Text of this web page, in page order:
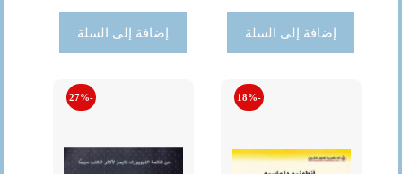
إضافة إلى السلة إضافة إلى السلة
-18%
-27%